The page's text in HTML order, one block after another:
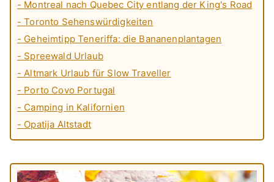
- Montreal nach Quebec City entlang der King's Road
- Toronto Sehenswürdigkeiten
- Geheimtipp Teneriffa: die Bananenplantagen
- Spreewald Urlaub
- Altmark Urlaub für Slow Traveller
- Porto Covo Portugal
- Camping in Kalifornien
- Opatija Altstadt